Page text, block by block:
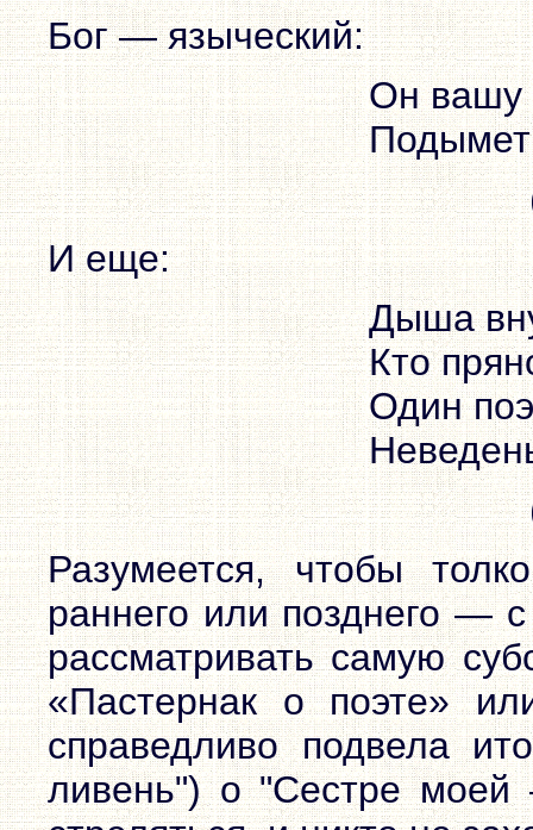
Бог — языческий:
Он вашу
Подымет
И еще:
Дыша
Кто
Один
Разумеется, чтобы
раннего или позднего —
рассматривать самую
«Пастернак о поэте»
справедливо подвела
ливень") о "Сестре